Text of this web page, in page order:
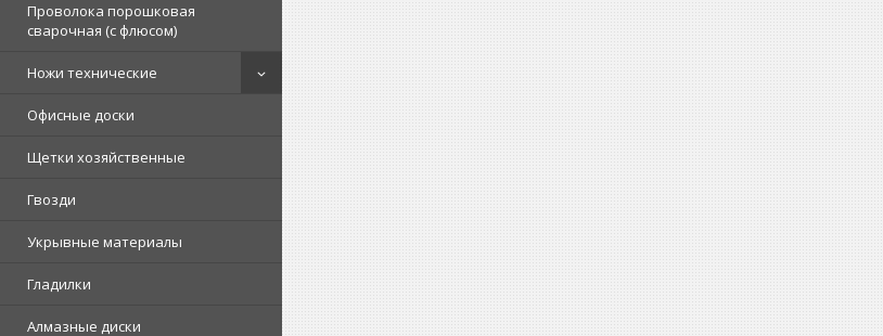
Проволока порошковая
сварочная (с флюсом)
Ножи технические
Офисные доски
Щетки хозяйственные
Гвозди
Укрывные материалы
Гладилки
Алмазные диски